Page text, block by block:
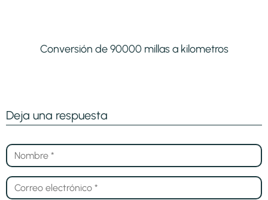
Conversión de 90000 millas a kilometros
Deja una respuesta